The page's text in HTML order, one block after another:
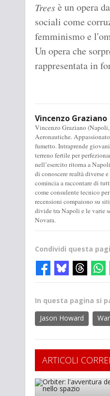
Treesè un opera
sociali come
femminismo e
Un opera che
rappresentata in
Vincenzo Graziano
Vincenzo Graziano
Aeronautiche.
fumetto. Intraprende
terreno fertile per
nell’esercito ritorna a
di conoscere realtà diverse
comincia a raccontare di
come consulente tecnico
recensioni compaiono su
divide tra Napoli e le varie
Novara.
Condividi questa
In questa pagina si
Jason Howard
ARTICOLI